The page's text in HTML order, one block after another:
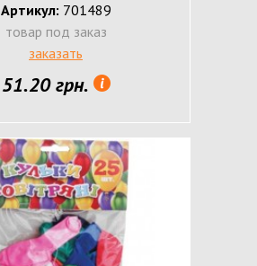
Артикул: 701489
товар под заказ
заказать
51.20 грн.